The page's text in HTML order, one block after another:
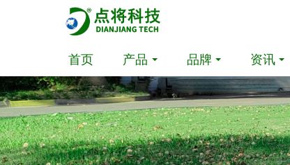
首页 产品 品牌 资讯